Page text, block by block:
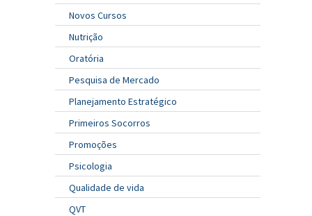
Novos Cursos
Nutrição
Oratória
Pesquisa de Mercado
Planejamento Estratégico
Primeiros Socorros
Promoções
Psicologia
Qualidade de vida
QVT